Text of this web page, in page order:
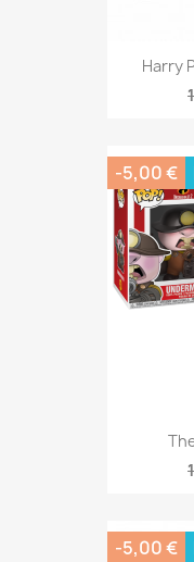
Harry
-5,00 €
-5,00 €